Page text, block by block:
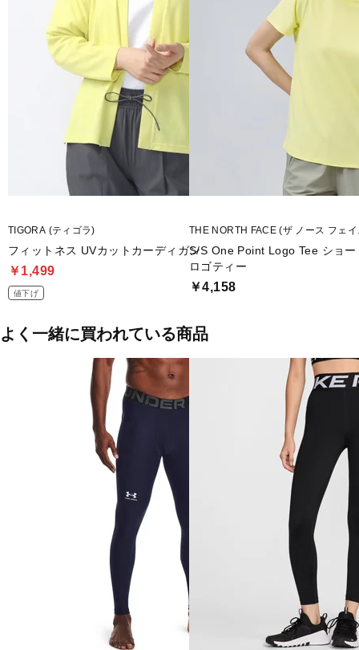
■メーカー型番：TRBM-3P2535TS
TIGORA (ティゴラ)
フィットネス UVカットカーディガン
￥1,499
値下げ
THE NORTH FACE (ザ ノース フェ
S/S One Point Logo Tee ショ
ロゴティー
￥4,158
よく一緒に買われている商品